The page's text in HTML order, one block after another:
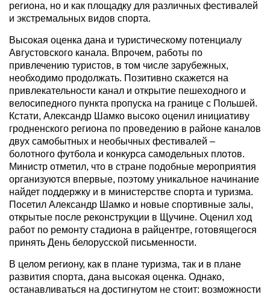
региона, но и как площадку для различных фестивалей
и экстремальных видов спорта.
Высокая оценка дана и туристическому потенциалу
Августовского канала. Впрочем, работы по
привлечению туристов, в том числе зарубежных,
необходимо продолжать. Позитивно скажется на
привлекательности канал и открытие пешеходного и
велосипедного пункта пропуска на границе с Польшей.
Кстати, Александр Шамко высоко оценил инициативу
гродненского региона по проведению в районе каналов
двух самобытных и необычных фестивалей –
болотного футбола и конкурса самодельных плотов.
Министр отметил, что в стране подобные мероприятия
организуются впервые, поэтому уникальное начинание
найдет поддержку и в министерстве спорта и туризма.
Посетил Александр Шамко и новые спортивные залы,
открытые после реконструкции в Щучине. Оценил ход
работ по ремонту стадиона в райцентре, готовящегося
принять День белорусской письменности.
В целом региону, как в плане туризма, так и в плане
развития спорта, дана высокая оценка. Однако,
останавливаться на достигнутом не стоит: возможности